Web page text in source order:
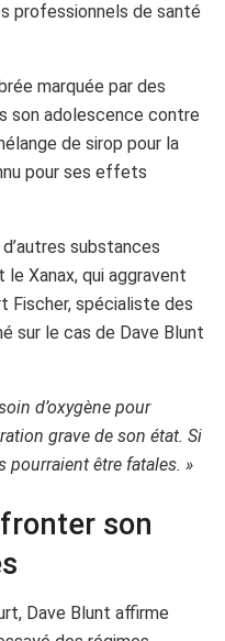
professionnels de santé
marquée par des
son adolescence contre
de sirop pour la
pour ses effets
substances
Xanax, qui aggravent
Fischer, spécialiste des
sur le cas de Dave Blunt
d’oxygène pour
grave de son état. Si
pourraient être fatales. »
son
Dave Blunt affirme